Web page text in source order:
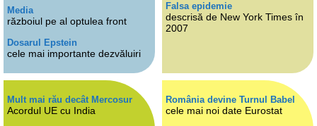
Media
războiul pe al optulea front
Dosarul Epstein
cele mai importante dezvăluiri
Falsa epidemie
descrisă de New York Times în
2007
Mult mai rău decât Mercosur
Acordul UE cu India
România devine Turnul Babel
cele mai noi date Eurostat